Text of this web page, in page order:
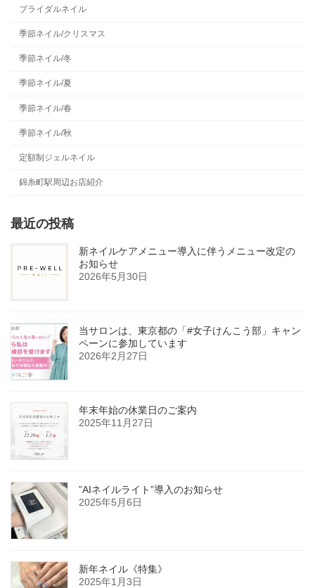
ブライダルネイル
季節ネイル/クリスマス
季節ネイル/冬
季節ネイル/夏
季節ネイル/春
季節ネイル/秋
定額制ジェルネイル
錦糸町駅周辺お店紹介
最近の投稿
新ネイルケアメニュー導入に伴うメニュー改定の
お知らせ
2026年5月30日
当サロンは、東京都の「#女子けんこう部」キャン
ペーンに参加しています
2026年2月27日
年末年始の休業日のご案内
2025年11月27日
”AIネイルライト”導入のお知らせ
2025年5月6日
新年ネイル《特集》
2025年1月3日